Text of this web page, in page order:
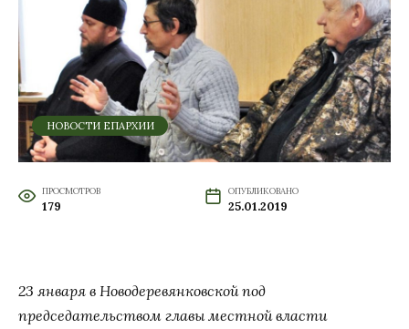
НОВОСТИ ЕПАРХИИ
ПРОСМОТРОВ
179
ОПУБЛИКОВАНО
25.01.2019
23 января в Новодеревянковской под
председательством главы местной власти